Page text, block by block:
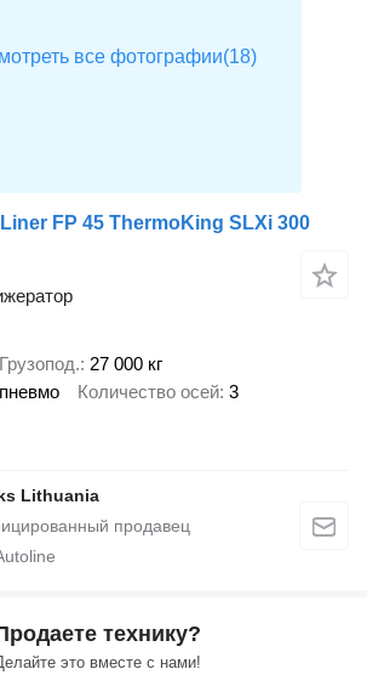
FP 45 ThermoKing SLXi 300
Грузопод. 27 000 кг
Количество осей 3
Lithuania
технику?
это вместе с нами!